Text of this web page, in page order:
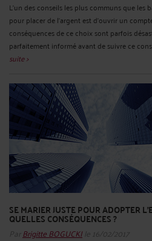
L’un des conseils les plus communs que
pour placer de l’argent est d’ouvrir un
conséquences de ce choix sont parfois
parfaitement informé avant de suivre ce
suite >
SE MARIER JUSTE POUR ADOPTER
QUELLES CONSÉQUENCES ?
Par Brigitte BOGUCKI le 16/02/2017